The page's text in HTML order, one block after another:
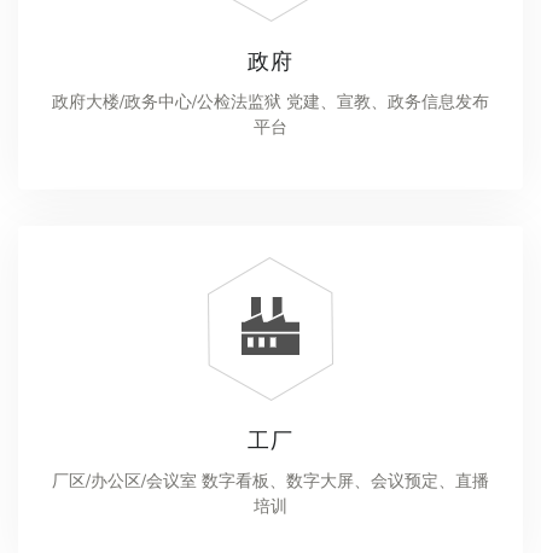
政府
政府大楼/政务中心/公检法监狱 党建、宣教、政务信息发布
平台
工厂
厂区/办公区/会议室 数字看板、数字大屏、会议预定、直播
培训